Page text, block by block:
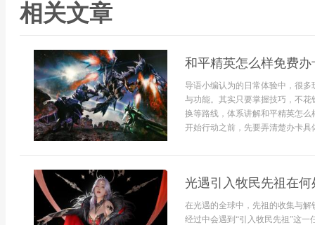
相关文章
和平精英怎么样免费办
导语小编认为的日常体验中，很
与功能。其实只要掌握技巧，不
换等路线，体系讲解和平精英怎
开始行动之前，先要弄清楚办卡
光遇引入牧民先祖在何
在光遇的全球中，先祖的收集与
经过中会遇到“引入牧民先祖”这